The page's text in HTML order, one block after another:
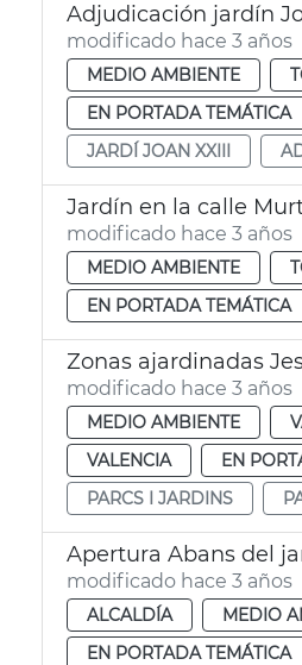
Adjudicación jardín
modificado hace 3 años
MEDIO AMBIENTE
EN PORTADA TEMÁTICA
JARDÍ JOAN XXIII
Jardín en la calle
modificado hace 3 años
MEDIO AMBIENTE
EN PORTADA TEMÁTICA
Zonas ajardinadas
modificado hace 3 años
MEDIO AMBIENTE
VALENCIA
EN
PARCS I JARDINS
Apertura Abans del
modificado hace 3 años
ALCALDÍA MEDIO
EN PORTADA TEMÁTICA